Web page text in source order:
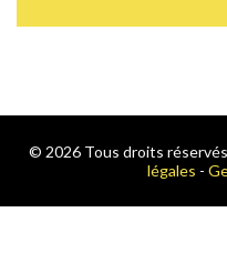
© 2026 Tous droits
légales -